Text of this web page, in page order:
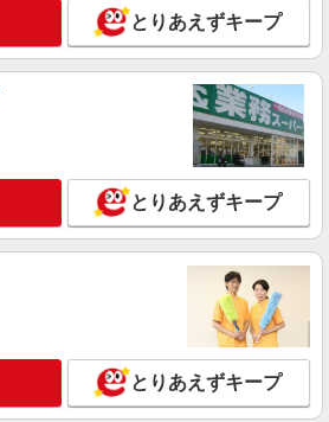
とりあえずキープ
とりあえずキープ
とりあえずキープ